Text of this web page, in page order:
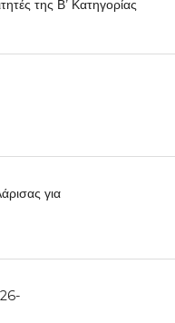
της Β’ Κατηγορίας
για